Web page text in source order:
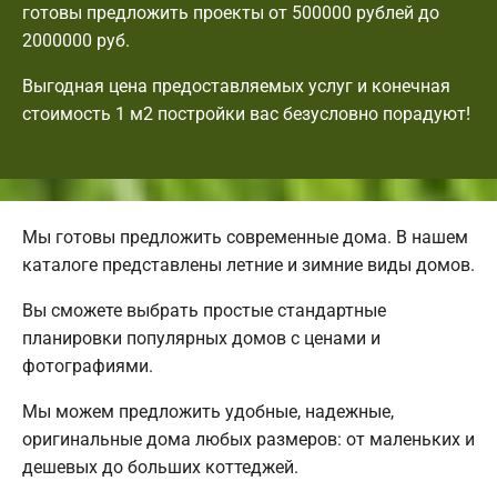
готовы предложить проекты от 500000 рублей до
2000000 руб.
Выгодная цена предоставляемых услуг и конечная
стоимость 1 м2 постройки вас безусловно порадуют!
Мы готовы предложить современные дома. В нашем
каталоге представлены летние и зимние виды домов.
Вы сможете выбрать простые стандартные
планировки популярных домов с ценами и
фотографиями.
Мы можем предложить удобные, надежные,
оригинальные дома любых размеров: от маленьких и
дешевых до больших коттеджей.